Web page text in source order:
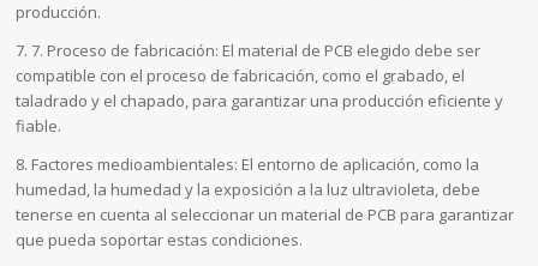
producción.
7. 7. Proceso de fabricación: El material de PCB elegido debe ser
compatible con el proceso de fabricación, como el grabado, el
taladrado y el chapado, para garantizar una producción eficiente y
fiable.
8. Factores medioambientales: El entorno de aplicación, como la
humedad, la humedad y la exposición a la luz ultravioleta, debe
tenerse en cuenta al seleccionar un material de PCB para garantizar
que pueda soportar estas condiciones.